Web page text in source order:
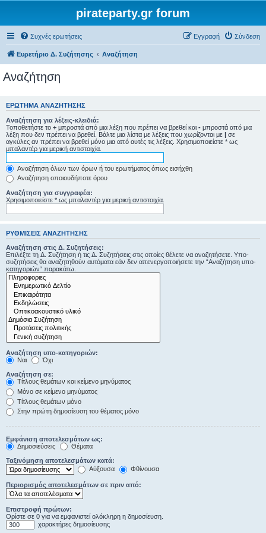
pirateparty.gr forum
Συχνές ερωτήσεις Σύνδεση
Εγγραφή
Ευρετήριο Δ. Συζήτησης Αναζήτηση
Αναζήτηση
ΕΡΏΤΗΜΑ ΑΝΑΖΉΤΗΣΗΣ
Αναζήτηση για λέξεις-κλειδιά:
Τοποθετήστε το + μπροστά από μια λέξη που πρέπει να βρεθεί και - μπροστά από μια
λέξη που δεν πρέπει να βρεθεί. Βάλτε μια λίστα με λέξεις που χωρίζονται με | σε
αγκύλες αν πρέπει να βρεθεί μόνο μια από αυτές τις λέξεις. Χρησιμοποιείστε * ως
μπαλαντέρ για μερική αντιστοιχία.
Αναζήτηση όλων των όρων ή του ερωτήματος όπως εισήχθη
Αναζήτηση οποιουδήποτε όρου
Αναζήτηση για συγγραφέα:
Χρησιμοποιείστε * ως μπαλαντέρ για μερική αντιστοιχία.
ΡΥΘΜΊΣΕΙΣ ΑΝΑΖΉΤΗΣΗΣ
Αναζήτηση στις Δ. Συζητήσεις:
Επιλέξτε τη Δ. Συζήτηση ή τις Δ. Συζητήσεις στις οποίες θέλετε να αναζητήσετε. Υπο-
συζητήσεις θα αναζητηθούν αυτόματα εάν δεν απενεργοποιήσετε την “Αναζήτηση υπο-
κατηγοριών“ παρακάτω.
Αναζήτηση υπο-κατηγοριών:
Ναι
Όχι
Αναζήτηση σε:
Τίτλους θεμάτων και κείμενο μηνύματος
Μόνο σε κείμενο μηνύματος
Τίτλους θεμάτων μόνο
Στην πρώτη δημοσίευση του θέματος μόνο
Εμφάνιση αποτελεσμάτων ως:
Δημοσιεύσεις
Θέματα
Ταξινόμηση αποτελεσμάτων κατά:
Αύξουσα
Φθίνουσα
Περιορισμός αποτελεσμάτων σε πριν από:
Επιστροφή πρώτων:
Ορίστε σε 0 για να εμφανιστεί ολόκληρη η δημοσίευση.
χαρακτήρες δημοσίευσης